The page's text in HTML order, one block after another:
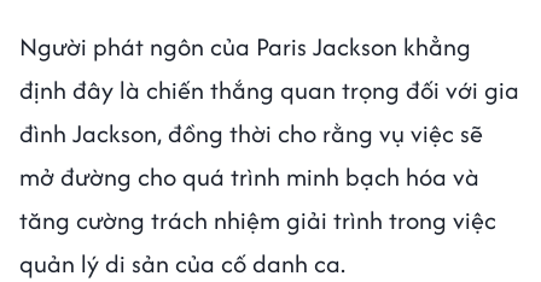
Người phát ngôn của Paris Jackson khẳng
định đây là chiến thắng quan trọng đối với gia
đình Jackson, đồng thời cho rằng vụ việc sẽ
mở đường cho quá trình minh bạch hóa và
tăng cường trách nhiệm giải trình trong việc
quản lý di sản của cố danh ca.